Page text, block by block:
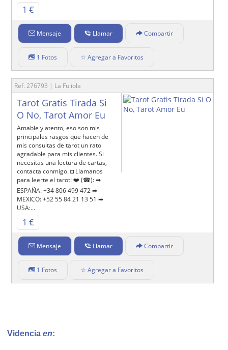
1 €
Mensaje Llamar Compartir
1 Fotos ☆ Agregar a Favoritos
Ref. 276793 | La Fuliola
Tarot Gratis Tirada Si
O No, Tarot Amor Eu
Amable y atento, eso son mis
principales rasgos que hacen de
mis consultas de tarot un rato
agradable para mis clientes. Si
necesitas una lectura de cartas,
contacta conmigo. ◘ Llamanos
para leerte el tarot: ❤️ (☎): ➡
ESPAÑA: +34 806 499 472 ➡
MEXICO: +52 55 84 21 13 51 ➡
USA:...
1 €
Mensaje Llamar Compartir
1 Fotos ☆ Agregar a Favoritos
Videncia en: